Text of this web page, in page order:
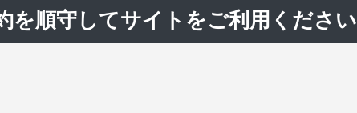
を順守してサイトをご利用ください